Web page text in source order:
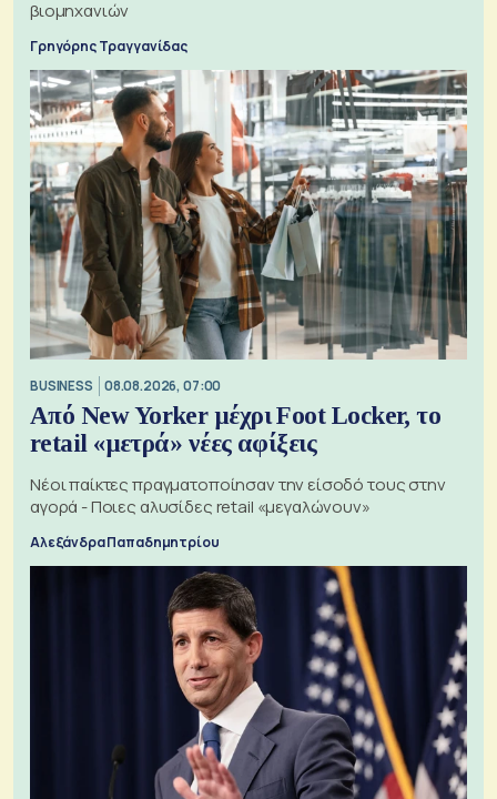
βιομηχανιών
Γρηγόρης Τραγγανίδας
BUSINESS 08.08.2026, 07:00
Από New Yorker μέχρι Foot Locker, το
retail «μετρά» νέες αφίξεις
Νέοι παίκτες πραγματοποίησαν την είσοδό τους στην
αγορά - Ποιες αλυσίδες retail «μεγαλώνουν»
Αλεξάνδρα Παπαδημητρίου